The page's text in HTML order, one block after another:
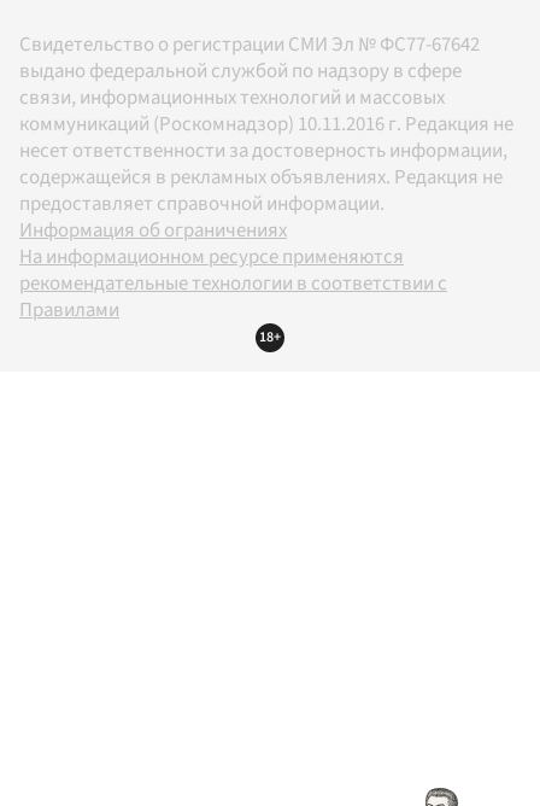
Свидетельство о регистрации СМИ Эл № ФС77-67642
выдано федеральной службой по надзору в сфере
связи, информационных технологий и массовых
коммуникаций (Роскомнадзор) 10.11.2016 г. Редакция не
несет ответственности за достоверность информации,
содержащейся в рекламных объявлениях. Редакция не
предоставляет справочной информации.
Информация об ограничениях
На информационном ресурсе применяются
рекомендательные технологии в соответствии с
Правилами
18+